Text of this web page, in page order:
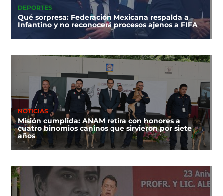
DEPORTES
Qué sorpresa: Federación Mexicana respalda a
Infantino y no reconocerá procesos ajenos a FIFA
NOTICIAS
Misión cumplida: ANAM retira con honores a
cuatro binomios caninos que sirvieron por siete
años